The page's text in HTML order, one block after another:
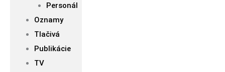
Personál
Oznamy
Tlačivá
Publikácie
TV